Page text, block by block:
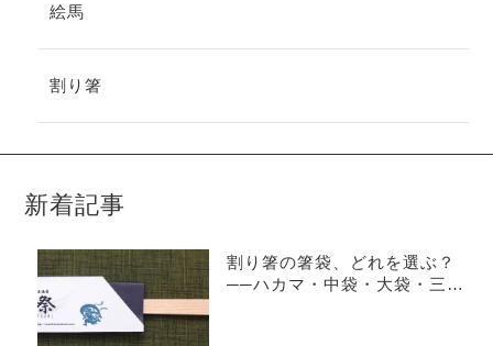
絵馬
割り箸
新着記事
割り箸の箸袋、どれを選ぶ？
──ハカマ・中袋・大袋・三つ